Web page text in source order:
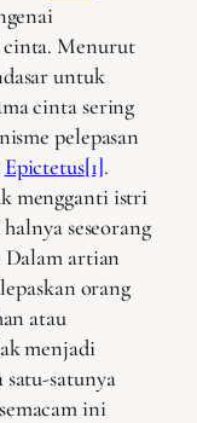
cinta. Menurut
untuk
cinta sering
pelepasan
Epictetus[1].
mengganti istri
seseorang
Dalam artian
orang
atau
menjadi
satu-satunya
ini